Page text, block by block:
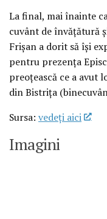
La final, mai înainte
cuvânt de învățătură
Frișan a dorit să își
pentru prezența
preoțească ce a avut
din Bistrița
Sursa: vedeţi aici
Imagini